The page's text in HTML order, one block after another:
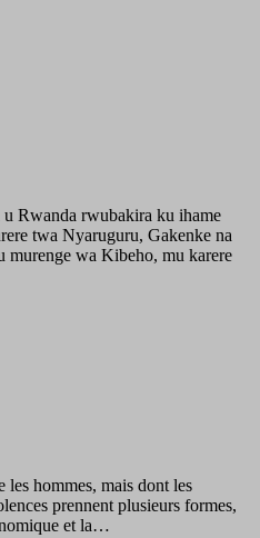
Rwanda rwubakira ku ihame
twa Nyaruguru, Gakenke na
murenge wa Kibeho, mu karere
les hommes, mais dont les
prennent plusieurs formes,
et la…